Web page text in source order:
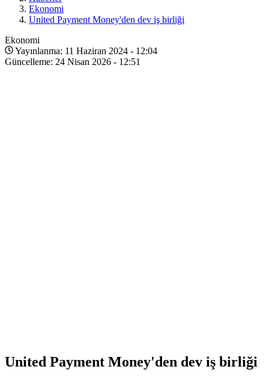
Ekonomi
United Payment Money'den dev iş birliği
Ekonomi
Yayınlanma: 11 Haziran 2024 - 12:04
Güncelleme: 24 Nisan 2026 - 12:51
United Payment Money'den dev iş birliği